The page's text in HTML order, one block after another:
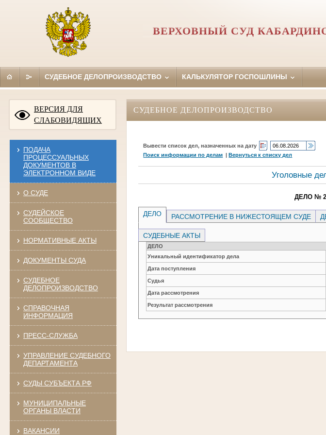
ВЕРХОВНЫЙ СУД
СУДЕБНОЕ ДЕЛОПРОИЗВОДСТВО КАЛЬКУЛЯТОР ГОСПОШЛИНЫ
ВЕРСИЯ ДЛЯ
СЛАБОВИДЯЩИХ
ПОДАЧА
ПРОЦЕССУАЛЬНЫХ
ДОКУМЕНТОВ В
ЭЛЕКТРОННОМ ВИДЕ
О СУДЕ
СУДЕЙСКОЕ
СООБЩЕСТВО
НОРМАТИВНЫЕ АКТЫ
ДОКУМЕНТЫ СУДА
СУДЕБНОЕ
ДЕЛОПРОИЗВОДСТВО
СПРАВОЧНАЯ
ИНФОРМАЦИЯ
ПРЕСС-СЛУЖБА
УПРАВЛЕНИЕ СУДЕБНОГО
ДЕПАРТАМЕНТА
СУДЫ СУБЪЕКТА РФ
МУНИЦИПАЛЬНЫЕ
ОРГАНЫ ВЛАСТИ
ВАКАНСИИ
СУДЕБНОЕ ДЕЛОПРОИЗВОДСТВО
Вывести список дел, назначенных на дату
Поиск информации по делам |Вернуться к списку дел
Уголовные
ДЕЛО №
ДЕЛО РАССМОТРЕНИЕ В НИЖЕСТОЯЩЕМ СУДЕ
СУДЕБНЫЕ АКТЫ
ДЕЛО
Уникальный идентификатор дела
Дата поступления
Судья
Дата рассмотрения
Результат рассмотрения